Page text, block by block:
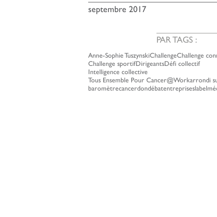
Anne-Sophie TuszynskiChallengeChallenge
Challenge sportifDirigeantsDéfi collectif
Intelligence collective
Tous Ensemble Pour Cancer@Workarrondi
baromètrecancerdondébatentrepriseslabel
PAR TAGS :
septembre 2017